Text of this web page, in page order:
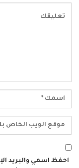
احفظ اسمي والبريد